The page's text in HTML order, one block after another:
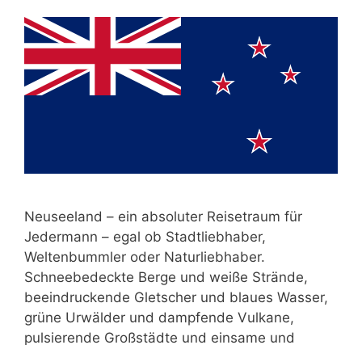
Neuseeland – ein absoluter Reisetraum für
Jedermann – egal ob Stadtliebhaber,
Weltenbummler oder Naturliebhaber.
Schneebedeckte Berge und weiße Strände,
beeindruckende Gletscher und blaues Wasser,
grüne Urwälder und dampfende Vulkane,
pulsierende Großstädte und einsame und